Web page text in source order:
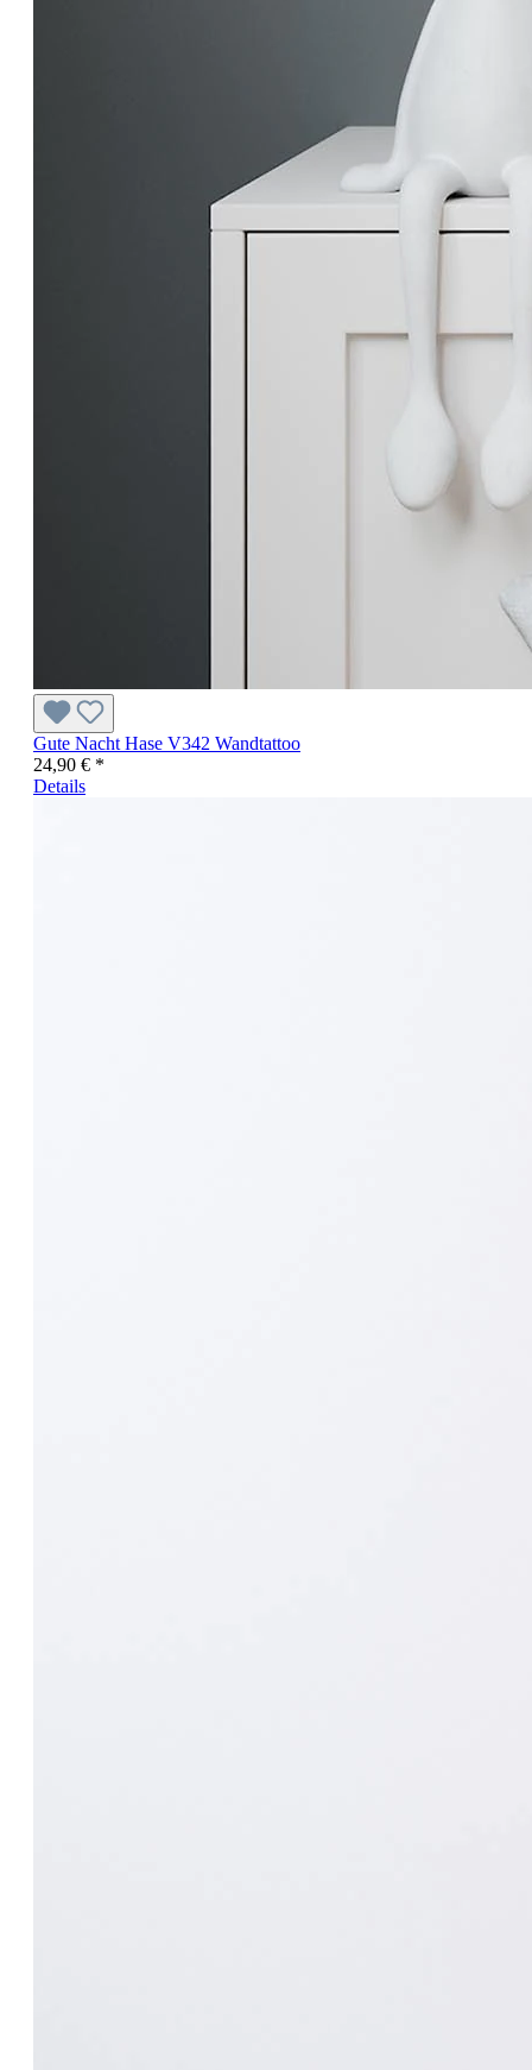
Gute Nacht Hase V342 Wandtattoo
24,90 € *
Details